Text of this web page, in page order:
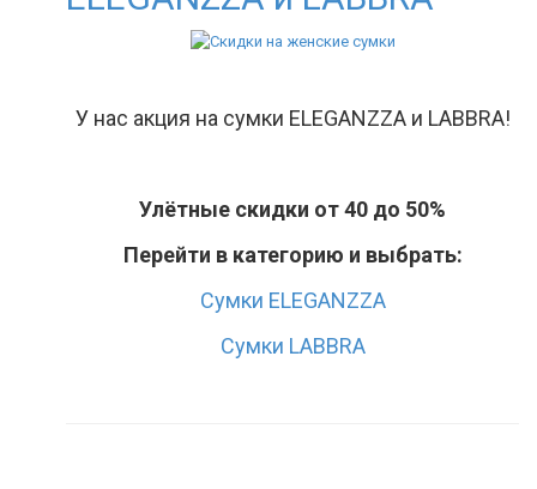
У нас акция на сумки ELEGANZZA и LABBRA!
Улётные скидки от 40 до 50%
Перейти в категорию и выбрать:
Сумки ELEGANZZA
Сумки LABBRA